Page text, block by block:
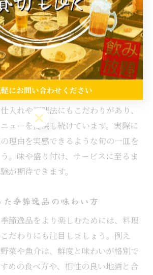
めの逸品は？」と尋ねることで、その
ルな料理に出会えることも多いです。
居酒屋で楽しむ旬の一皿
を連ねる居酒屋では、旬の食材を使
評価される傾向にあります。こうし
入れや調理法にもこだわりがあり、
ューを提供し続けています。実際に
理由を実感できるような旬の一皿を
。味や盛り付け、サービスに至るま
が期待できます。
季節逸品の味わい方
節逸品をより楽しむためには、料理
だわりにも注目しましょう。例え
菜や魚介は、鮮度と味わいが格別で
めの食べ方や、相性の良い地酒と合
にお問い合わせください
にお問い合わせください